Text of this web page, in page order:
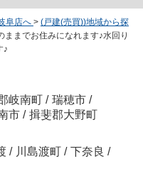
阜店へ > (戸建(売買))地域から探
までお住みになれます♪水回り
♪
岐南町 / 瑞穂市 /
市 / 揖斐郡大野町
/ 川島渡町 / 下奈良 /